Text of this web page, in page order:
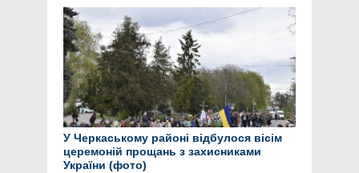
У Черкаському районі відбулося вісім
церемоній прощань з захисниками
України (фото)